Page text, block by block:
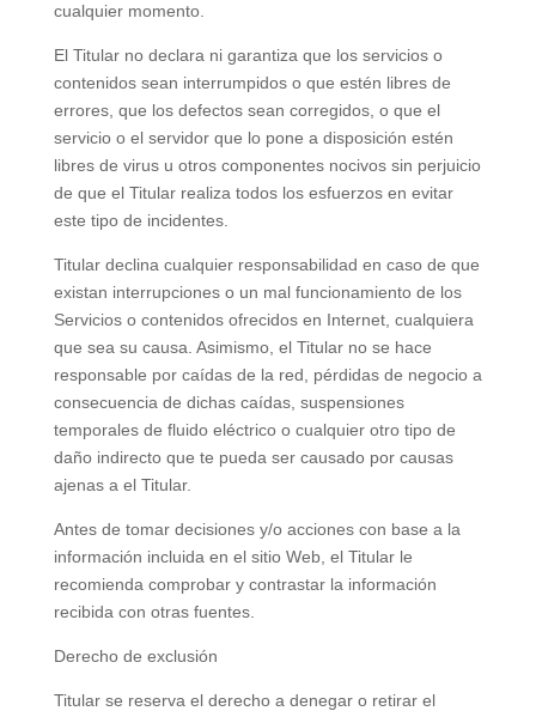
cualquier momento.
El Titular no declara ni garantiza que los servicios o
contenidos sean interrumpidos o que estén libres de
errores, que los defectos sean corregidos, o que el
servicio o el servidor que lo pone a disposición estén
libres de virus u otros componentes nocivos sin perjuicio
de que el Titular realiza todos los esfuerzos en evitar
este tipo de incidentes.
Titular declina cualquier responsabilidad en caso de que
existan interrupciones o un mal funcionamiento de los
Servicios o contenidos ofrecidos en Internet, cualquiera
que sea su causa. Asimismo, el Titular no se hace
responsable por caídas de la red, pérdidas de negocio a
consecuencia de dichas caídas, suspensiones
temporales de fluido eléctrico o cualquier otro tipo de
daño indirecto que te pueda ser causado por causas
ajenas a el Titular.
Antes de tomar decisiones y/o acciones con base a la
información incluida en el sitio Web, el Titular le
recomienda comprobar y contrastar la información
recibida con otras fuentes.
Derecho de exclusión
Titular se reserva el derecho a denegar o retirar el